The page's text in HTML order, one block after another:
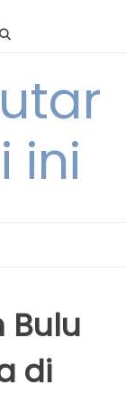
ini
Bulu
di